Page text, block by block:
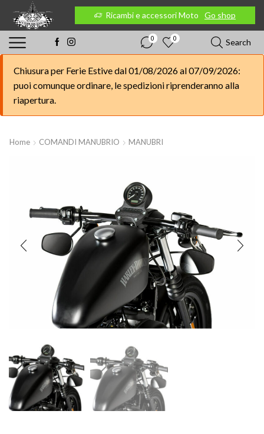
Go shop Ricambi e accessori Moto Go shop
0 0 Search
Chiusura per Ferie Estive dal 01/08/2026 al 07/09/2026:
puoi comunque ordinare, le spedizioni riprenderanno alla
riapertura.
Home COMANDI MANUBRIO MANUBRI